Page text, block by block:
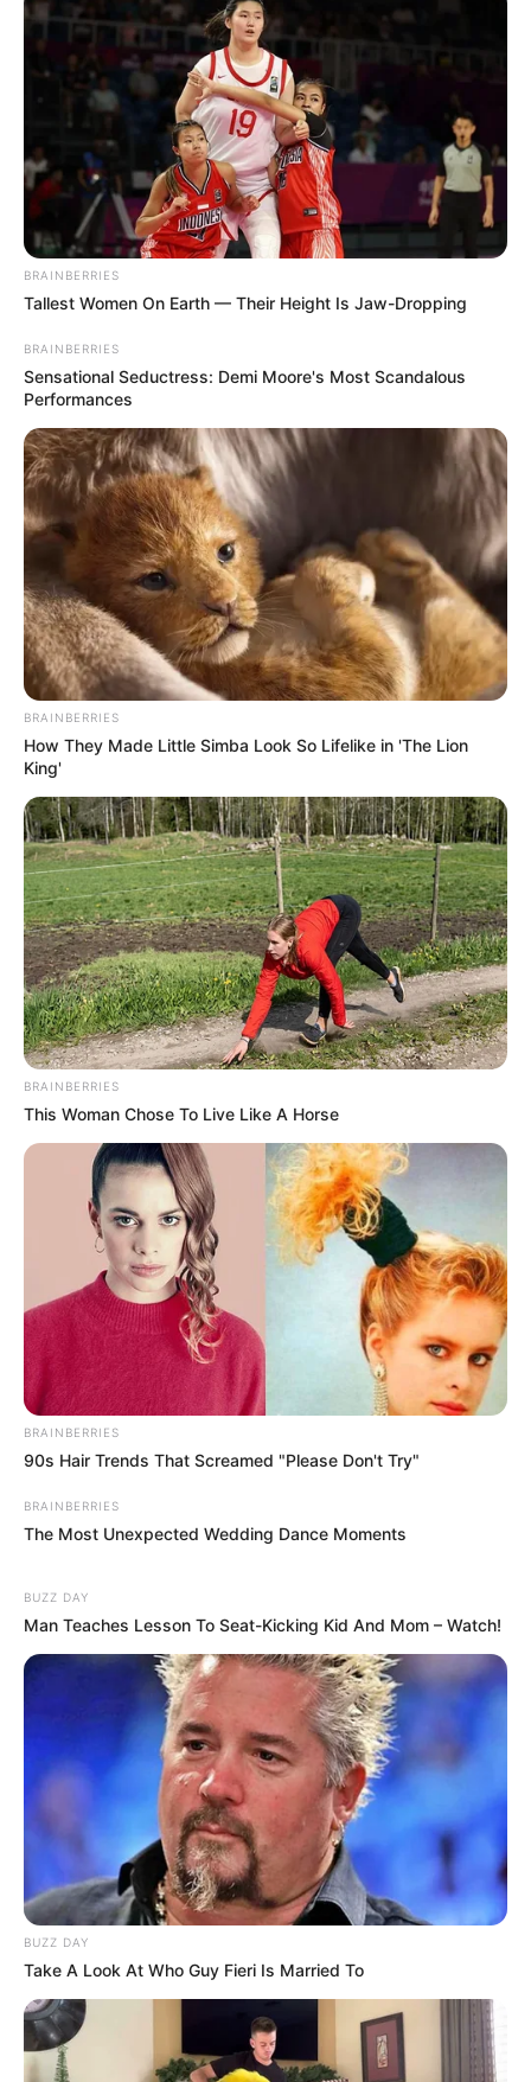
BRAINBERRIES
Tallest Women On Earth — Their Height Is Jaw-Dropping
BRAINBERRIES
Sensational Seductress: Demi Moore's Most Scandalous
Performances
BRAINBERRIES
How They Made Little Simba Look So Lifelike in 'The Lion
King'
BRAINBERRIES
This Woman Chose To Live Like A Horse
BRAINBERRIES
90s Hair Trends That Screamed "Please Don't Try"
BRAINBERRIES
The Most Unexpected Wedding Dance Moments
BUZZ DAY
Man Teaches Lesson To Seat-Kicking Kid And Mom – Watch!
BUZZ DAY
Take A Look At Who Guy Fieri Is Married To